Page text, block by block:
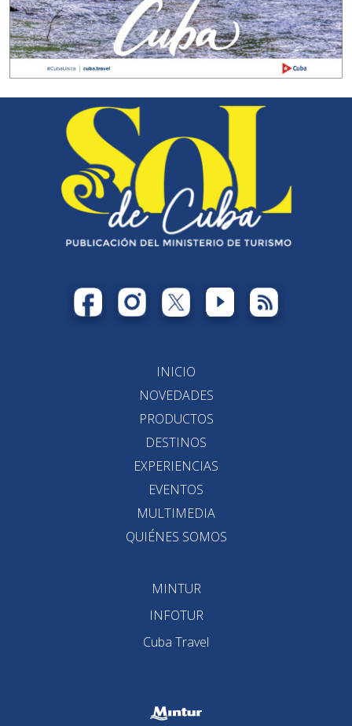
INICIO
NOVEDADES
PRODUCTOS
DESTINOS
EXPERIENCIAS
EVENTOS
MULTIMEDIA
QUIÉNES SOMOS
MINTUR
INFOTUR
Cuba Travel